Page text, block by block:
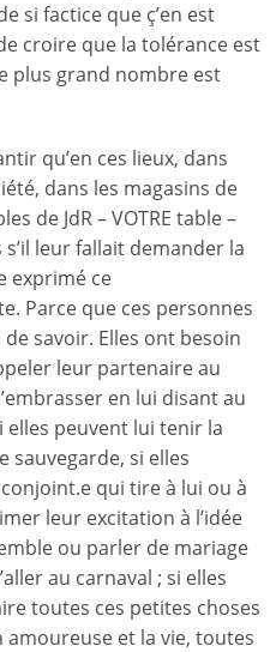
si factice que ç’en est
croire que la tolérance est
plus grand nombre est
qu’en ces lieux, dans
dans les magasins de
de JdR – VOTRE table –
leur fallait demander la
exprimé ce
Parce que ces personnes
savoir. Elles ont besoin
leur partenaire au
en lui disant au
peuvent lui tenir la
sauvegarde, si elles
qui tire à lui ou à
leur excitation à l’idée
ou parler de mariage
au carnaval ; si elles
toutes ces petites choses
et la vie, toutes